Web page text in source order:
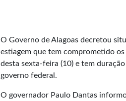
O Governo de Alagoas decretou
estiagem que tem comprometido
desta sexta-feira (10) e tem
governo federal.
O governador Paulo Dantas